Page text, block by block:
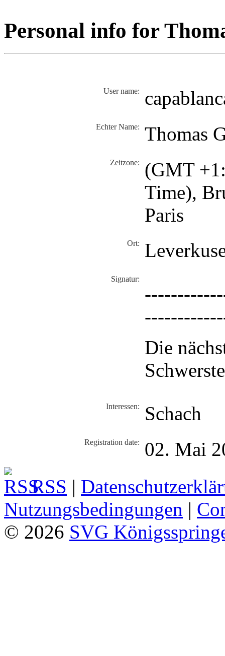
Personal info for
User name:
Echter Name: Thomas
Zeitzone:
(GMT
Time),
Paris
Ort:
Signatur:
Die
Interessen: Schach
Registration date:
02. Mai
RSS |
Nutzungsbedingungen |
© 2026 SVG